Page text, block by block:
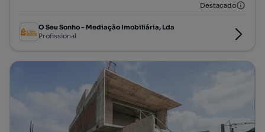
Destacado
O Seu Sonho - Mediação Imobiliária, Lda
Profissional